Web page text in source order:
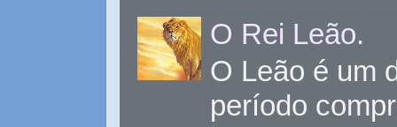
O Rei Leão.
O Leão é um
período